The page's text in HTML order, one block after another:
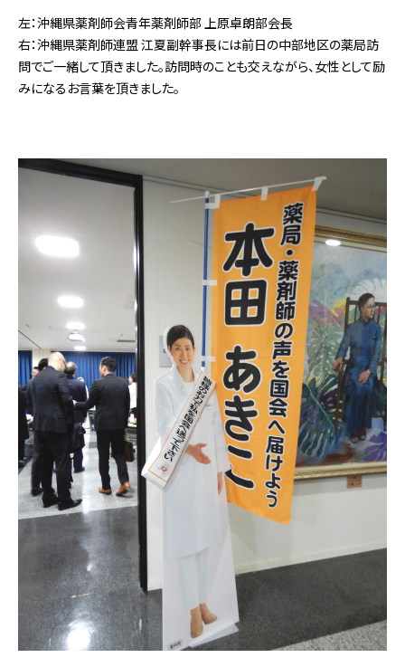
左：沖縄県薬剤師会青年薬剤師部 上原卓朗部会長
右：沖縄県薬剤師連盟 江夏副幹事長には前日の中部地区の薬局訪
問でご一緒して頂きました。訪問時のことも交えながら、女性として励
みになるお言葉を頂きました。